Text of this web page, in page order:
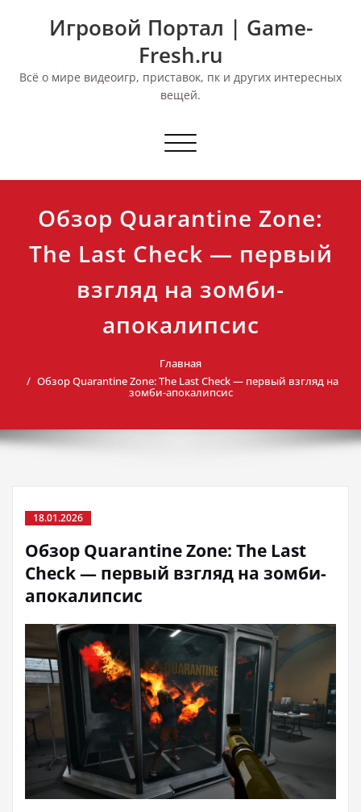
Игровой Портал | Game-
Fresh.ru
Всё о мире видеоигр, приставок, пк и других интересных
вещей.
Переключить
Обзор Quarantine Zone:
The Last Check — первый
взгляд на зомби-
апокалипсис
Главная
Обзор Quarantine Zone: The Last Check — первый взгляд на
зомби-апокалипсис
18.01.2026
Обзор Quarantine Zone: The Last
Check — первый взгляд на зомби-
апокалипсис